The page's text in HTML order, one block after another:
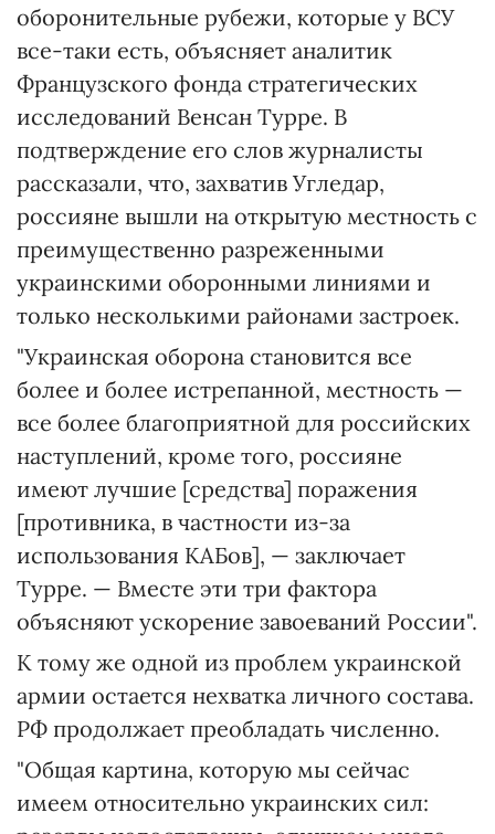
оборонительные рубежи, которые у ВСУ
все-таки есть, объясняет аналитик
Французского фонда стратегических
исследований Венсан Турре. В
подтверждение его слов журналисты
рассказали, что, захватив Угледар,
россияне вышли на открытую местность с
преимущественно разреженными
украинскими оборонными линиями и
только несколькими районами застроек.
"Украинская оборона становится все
более и более истрепанной, местность —
все более благоприятной для российских
наступлений, кроме того, россияне
имеют лучшие [средства] поражения
[противника, в частности из-за
использования КАБов], — заключает
Турре. — Вместе эти три фактора
объясняют ускорение завоеваний России".
К тому же одной из проблем украинской
армии остается нехватка личного состава.
РФ продолжает преобладать численно.
"Общая картина, которую мы сейчас
имеем относительно украинских сил: